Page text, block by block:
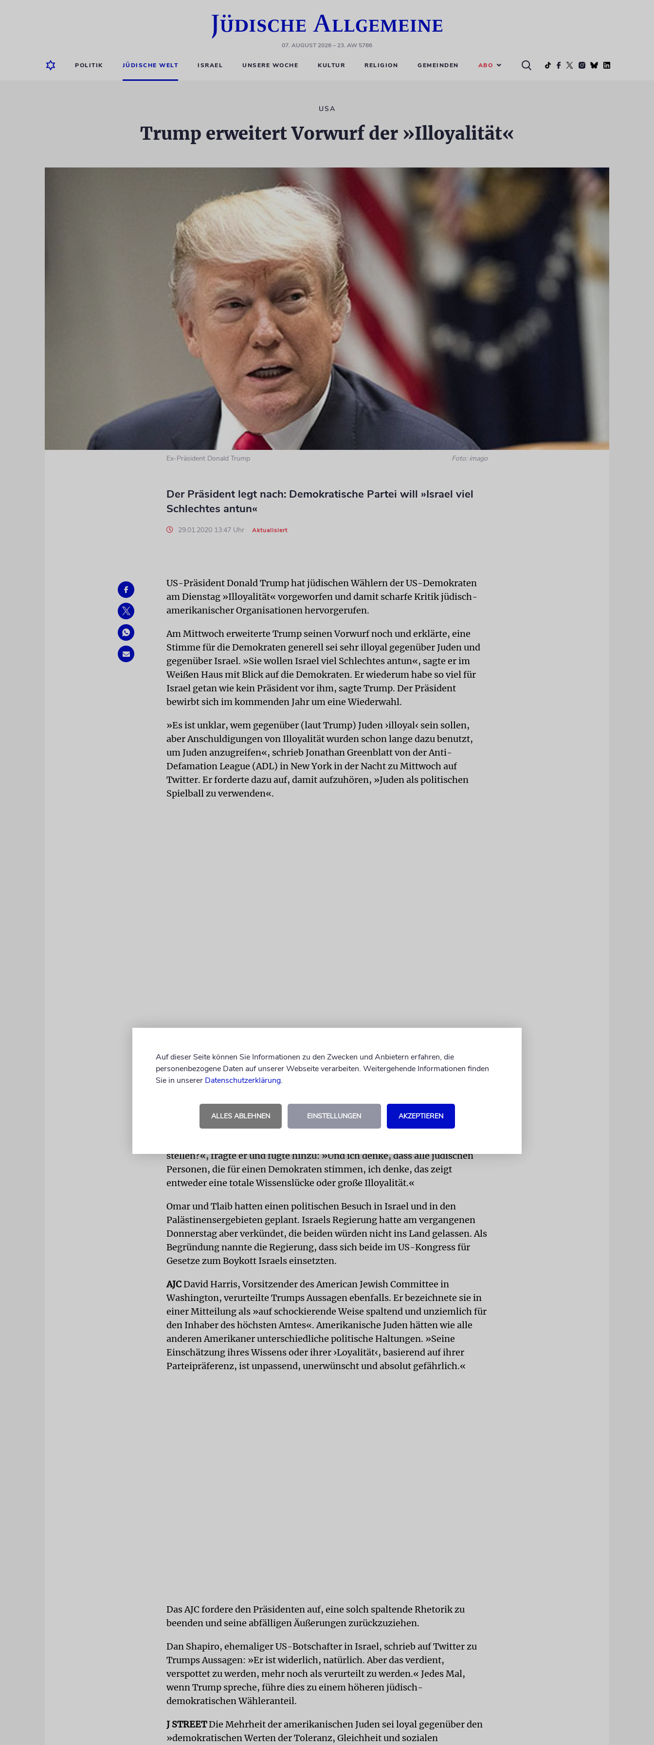
07. AUGUST 2026– 23. AW 5786
POLITIK JÜDISCHE WELT ISRAEL UNSERE WOCHE KULTUR RELIGION GEMEINDEN ABO
USA
Trump erweitert Vorwurf der »Illoyalität«
Ex-Präsident Donald Trump Foto: imago
Der Präsident legt nach: Demokratische Partei will »Israel viel
Schlechtes antun«
29.01.2020 13:47 Uhr Aktualisiert
US-Präsident Donald Trump hat jüdischen Wählern der US-Demokraten
am Dienstag »Illoyalität« vorgeworfen und damit scharfe Kritik jüdisch-
amerikanischer Organisationen hervorgerufen.
Am Mittwoch erweiterte Trump seinen Vorwurf noch und erklärte, eine
Stimme für die Demokraten generell sei sehr illoyal gegenüber Juden und
gegenüber Israel. »Sie wollen Israel viel Schlechtes antun«, sagte er im
Weißen Haus mit Blick auf die Demokraten. Er wiederum habe so viel für
Israel getan wie kein Präsident vor ihm, sagte Trump. Der Präsident
bewirbt sich im kommenden Jahr um eine Wiederwahl.
»Es ist unklar, wem gegenüber (laut Trump) Juden ›illoyal‹ sein sollen,
aber Anschuldigungen von Illoyalität wurden schon lange dazu benutzt,
um Juden anzugreifen«, schrieb Jonathan Greenblatt von der Anti-
Defamation League (ADL) in New York in der Nacht zu Mittwoch auf
Twitter. Er forderte dazu auf, damit aufzuhören, »Juden als politischen
Spielball zu verwenden«.
sich zur Entscheidung der israelischen Regierung, den beiden
demokratischen Kongressabgeordneten
Trump verband dies mit einer Attacke auf die Demokraten: »Was ist aus
der demokratischen Partei geworden? Was ist aus ihnen geworden, wenn
stellen?«, fragte er und fügte hinzu: »Und ich denke, dass alle jüdischen
Personen, die für einen Demokraten stimmen, ich denke, das zeigt
entweder eine totale Wissenslücke oder große Illoyalität.«
Omar und Tlaib hatten einen politischen Besuch in Israel und in den
Palästinensergebieten geplant. Israels Regierung hatte am vergangenen
Donnerstag aber verkündet, die beiden würden nicht ins Land gelassen. Als
Begründung nannte die Regierung, dass sich beide im US-Kongress für
Gesetze zum Boykott Israels einsetzten.
AJCDavid Harris, Vorsitzender des American Jewish Committee in
Washington, verurteilte Trumps Aussagen ebenfalls. Er bezeichnete sie in
einer Mitteilung als »auf schockierende Weise spaltend und unziemlich für
den Inhaber des höchsten Amtes«. Amerikanische Juden hätten wie alle
anderen Amerikaner unterschiedliche politische Haltungen. »Seine
Einschätzung ihres Wissens oder ihrer ›Loyalität‹, basierend auf ihrer
Parteipräferenz, ist unpassend, unerwünscht und absolut gefährlich.«
Das AJC fordere den Präsidenten auf, eine solch spaltende Rhetorik zu
beenden und seine abfälligen Äußerungen zurückzuziehen.
Dan Shapiro, ehemaliger US-Botschafter in Israel, schrieb auf Twitter zu
Trumps Aussagen: »Er ist widerlich, natürlich. Aber das verdient,
verspottet zu werden, mehr noch als verurteilt zu werden.« Jedes Mal,
wenn Trump spreche, führe dies zu einem höheren jüdisch-
demokratischen Wähleranteil.
J STREETDie Mehrheit der amerikanischen Juden sei loyal gegenüber den
»demokratischen Werten der Toleranz, Gleichheit und sozialen
Auf dieser Seite können Sie Informationen zu den Zwecken und Anbietern erfahren, die
personenbezogene Daten auf unserer Webseite verarbeiten. Weitergehende Informationen finden
Sie in unserer Datenschutzerklärung.
ALLES ABLEHNEN EINSTELLUNGEN AKZEPTIEREN